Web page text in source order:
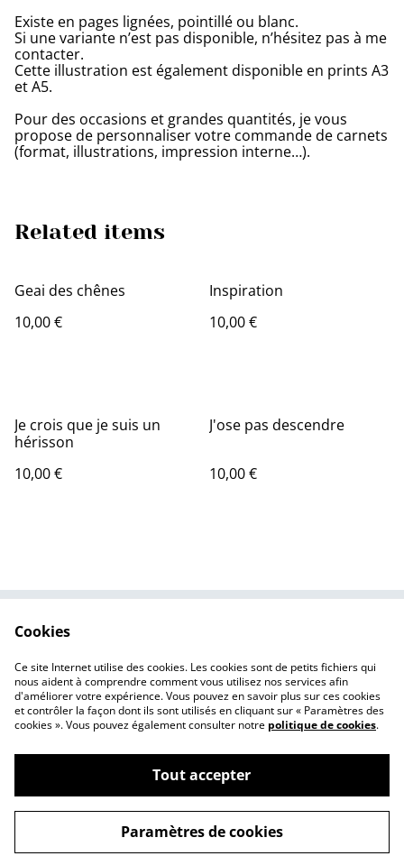
Existe en pages lignées, pointillé ou blanc.
Si une variante n’est pas disponible, n’hésitez pas à me
contacter.
Cette illustration est également disponible en prints A3
et A5.
Pour des occasions et grandes quantités, je vous
propose de personnaliser votre commande de carnets
(format, illustrations, impression interne…).
Related items
Geai des chênes
10,00 €
Inspiration
10,00 €
Je crois que je suis un
hérisson
10,00 €
J'ose pas descendre
10,00 €
Politique de
confidentialité
Cookies
©2026Léna Canaud, illustratrice et autrice de BD
powered by
Cookies
Ce site Internet utilise des cookies. Les cookies sont de petits fichiers qui
nous aident à comprendre comment vous utilisez nos services afin
d'améliorer votre expérience. Vous pouvez en savoir plus sur ces cookies
et contrôler la façon dont ils sont utilisés en cliquant sur « Paramètres des
cookies ». Vous pouvez également consulter notre politique de cookies.
Tout accepter
Paramètres de cookies